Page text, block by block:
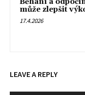
může zlepšit
17.4.2026
LEAVE A REPLY